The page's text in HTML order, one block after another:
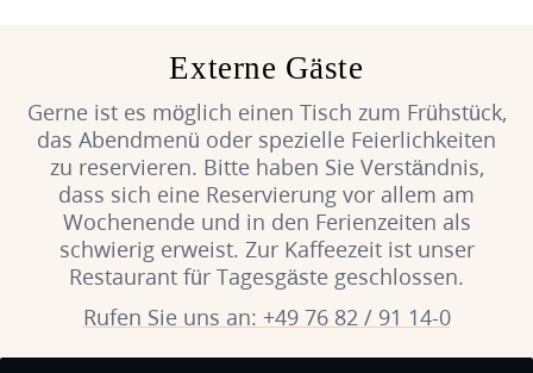
Externe Gäste
Gerne ist es möglich einen Tisch zum Frühstück,
das Abendmenü oder spezielle Feierlichkeiten
zu reservieren. Bitte haben Sie Verständnis,
dass sich eine Reservierung vor allem am
Wochenende und in den Ferienzeiten als
schwierig erweist. Zur Kaffeezeit ist unser
Restaurant für Tagesgäste geschlossen.
Rufen Sie uns an: +49 76 82 / 91 14-0